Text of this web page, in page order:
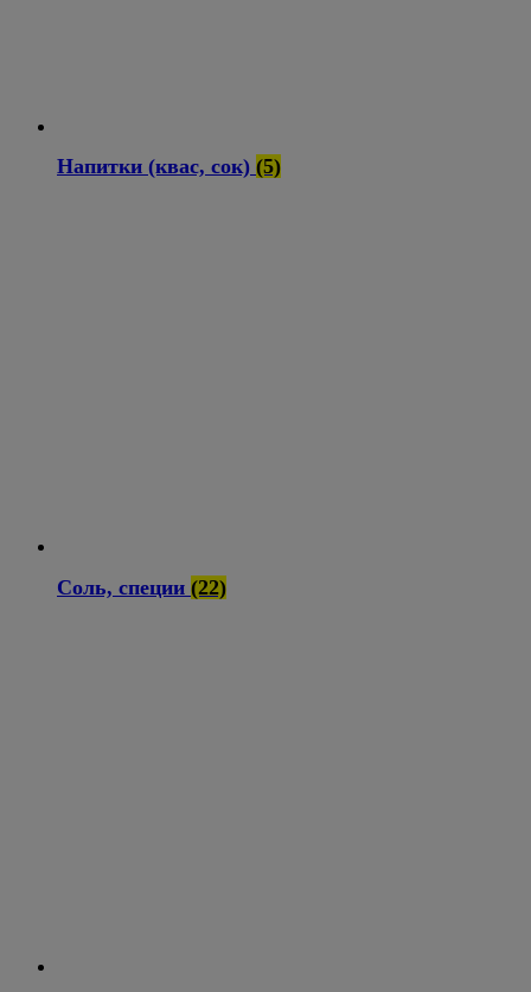
Напитки (квас, сок) (5)
Соль, специи (22)